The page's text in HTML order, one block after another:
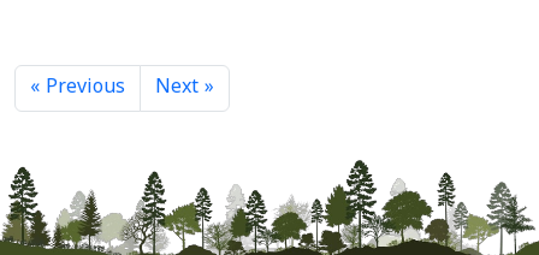
« Previous Next »